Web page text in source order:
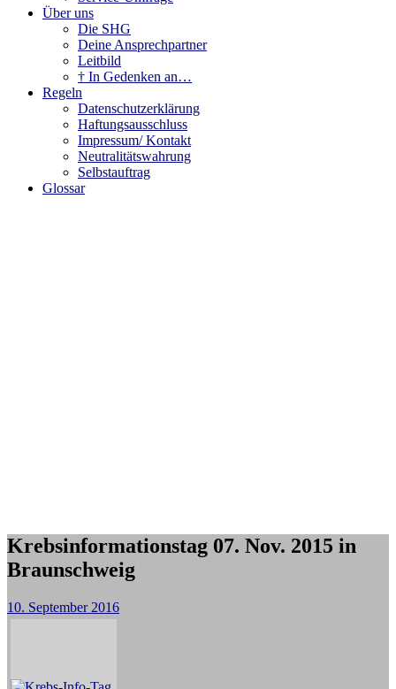
Über uns
Die SHG
Deine Ansprechpartner
Leitbild
† In Gedenken an…
Regeln
Datenschutzerklärung
Haftungsausschluss
Impressum/ Kontakt
Neutralitätswahrung
Selbstauftrag
Glossar
Krebsinformationstag 07. Nov. 2015 in
Braunschweig
10. September 2016